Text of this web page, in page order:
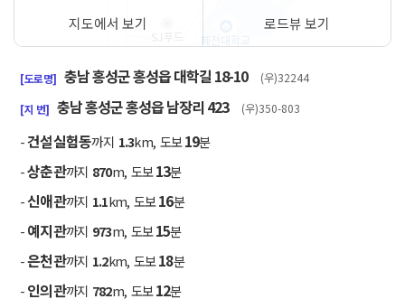
지도에서 보기 로드뷰 보기
[도로명] 충남 홍성군 홍성읍 대학길 18-10 (우)32244
[지 번] 충남 홍성군 홍성읍 남장리 423 (우)350-803
-건설실험동까지 1.3km, 도보19분
-상춘관까지 870m, 도보13분
-신애관까지 1.1km, 도보16분
-예지관까지 973m, 도보15분
-은천관까지 1.2km, 도보18분
-인의관까지 782m, 도보12분